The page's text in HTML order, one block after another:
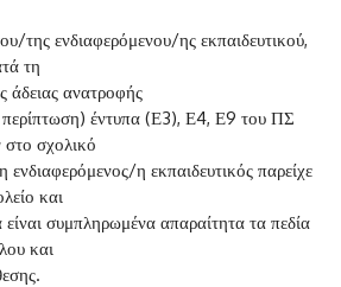
της ενδιαφερόμενου/ης εκπαιδευτικού,
τη
άδειας ανατροφής
περίπτωση) έντυπα (Ε3), Ε4, Ε9 του ΠΣ
σχολικό
η εκπαιδευτικός παρείχε
και
συμπληρωμένα απαραίτητα τα πεδία
και